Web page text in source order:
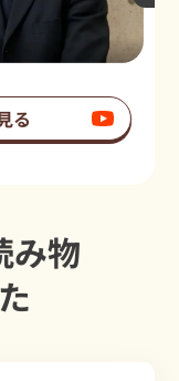
る
み物